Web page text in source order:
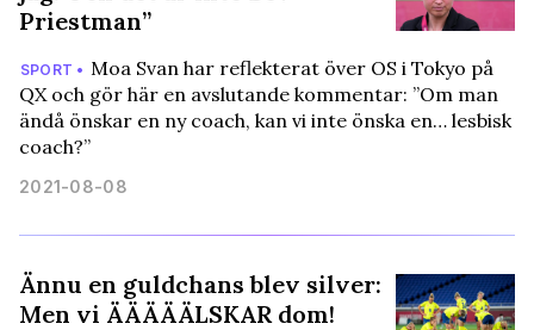
Priestman”
SPORT • Moa Svan har reflekterat över OS i Tokyo på
QX och gör här en avslutande kommentar: ”Om man
ändå önskar en ny coach, kan vi inte önska en… lesbisk
coach?”
2021-08-08
Ännu en guldchans blev silver:
Men vi ÄÄÄÄÄLSKAR dom!